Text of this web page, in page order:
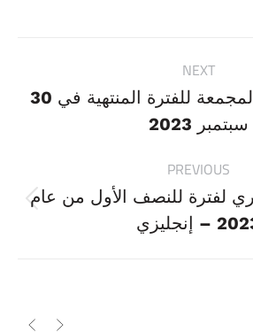
PREVIOUS
Previous
project:
لفترة للنصف الأول من عام
– إنجليزي
NEXT
Next
project:
القوائم المالية المجمعة للفترة المنتهية في 30
سبتمبر 2023